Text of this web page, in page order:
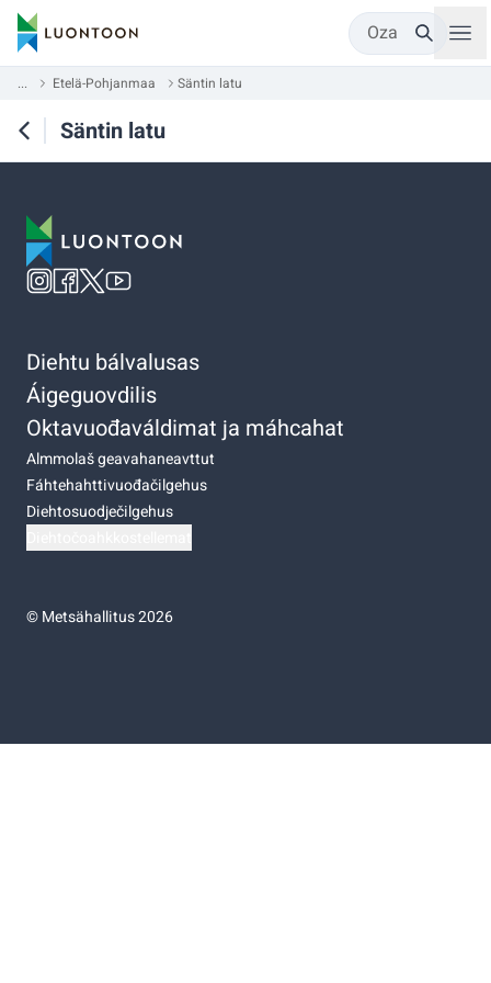
Oza
... Etelä-Pohjanmaa Säntin latu
Säntin latu
Diehtu bálvalusas
Áigeguovdilis
Oktavuođaváldimat ja máhcahat
Almmolaš geavahaneavttut
Fáhtehahttivuođačilgehus
Diehtosuodječilgehus
©Metsähallitus 2026